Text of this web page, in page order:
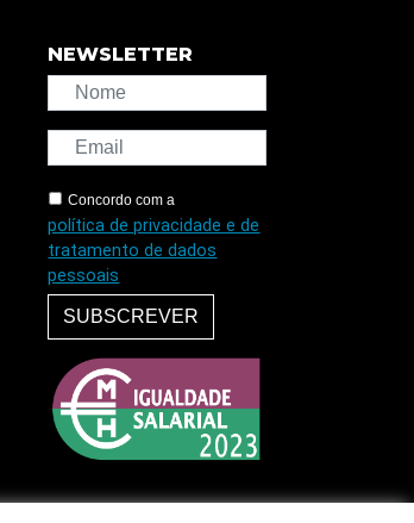
NEWSLETTER
Concordo com a
política de privacidade e de
tratamento de dados
pessoais
SUBSCREVER